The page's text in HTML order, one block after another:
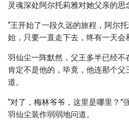
灵魂深处阿尔托莉雅对她父亲的思
“王开始了一段久远的旅程，阿尔
始，只要一直走下去，终有一天会
羽仙尘一阵默然，父王多半已经
肯定不是他的，毕竟，他连那个父
道。
“对了，梅林爷爷，这里是哪里？”
羽仙尘装作弱弱地问道。